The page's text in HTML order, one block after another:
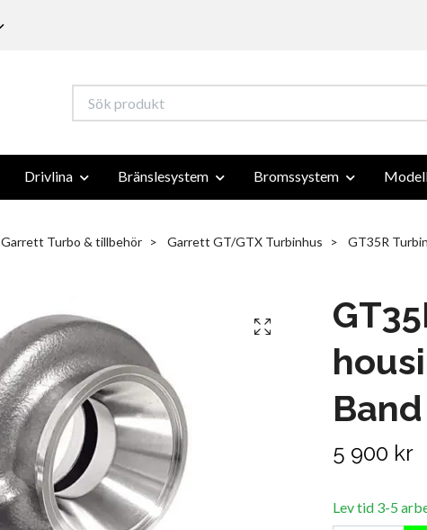
Drivlina Bränslesystem Bromssystem
Garrett Turbo & tillbehör Garrett GT/GTX Turbinhus GT35R
5 900 kr
Lev tid 3-5